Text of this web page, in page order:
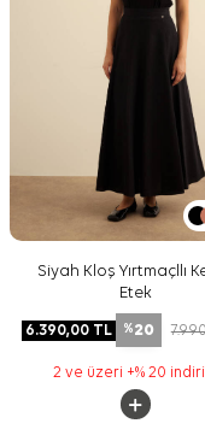
Siyah Kloş Yırtmaçllı
Etek
6.390,00TL %20
2 ve üzeri +% 20